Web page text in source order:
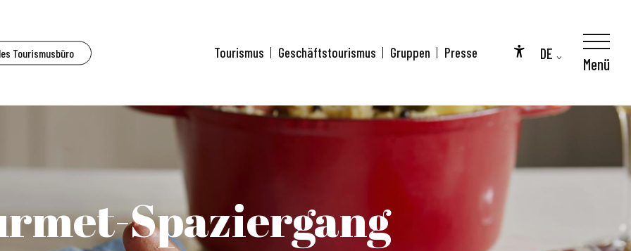
Tourismusbüro
Accessibilité
DE
Tourismus Geschäftstourismus Gruppen Presse
Menü
Spaziergang